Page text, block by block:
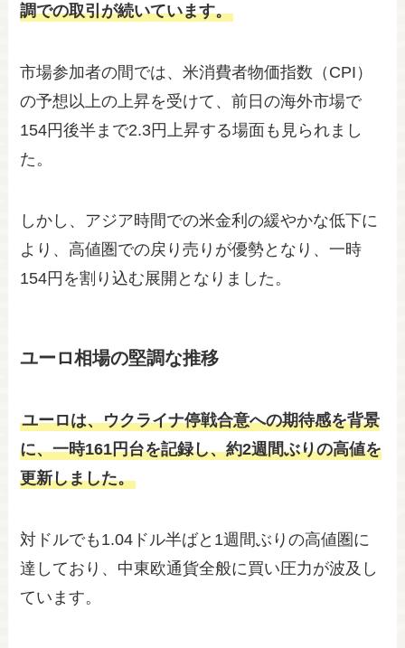
調での取引が続いています。
市場参加者の間では、米消費者物価指数（CPI）
の予想以上の上昇を受けて、前日の海外市場で
154円後半まで2.3円上昇する場面も見られまし
た。
しかし、アジア時間での米金利の緩やかな低下に
より、高値圏での戻り売りが優勢となり、一時
154円を割り込む展開となりました。
ユーロ相場の堅調な推移
ユーロは、ウクライナ停戦合意への期待感を背景
に、一時161円台を記録し、約2週間ぶりの高値を
更新しました。
対ドルでも1.04ドル半ばと1週間ぶりの高値圏に
達しており、中東欧通貨全般に買い圧力が波及し
ています。